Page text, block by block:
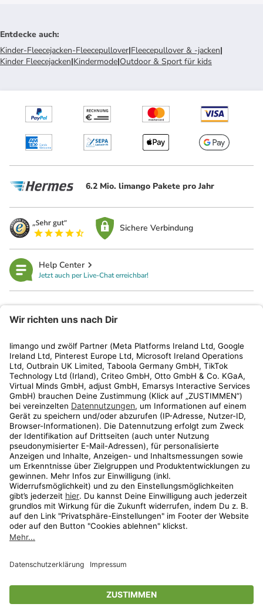
Entdecke auch:
Kinder-Fleecejacken-Fleecepullover|Fleecepullover & -jacken|
Kinder Fleecejacken|Kindermode|Outdoor & Sport für kids
6.2 Mio. limango Pakete pro Jahr
Sichere Verbindung
Help Center
Jetzt auch per Live-Chat erreichbar!
Kundenservice
Shop
Aktionen
Travel